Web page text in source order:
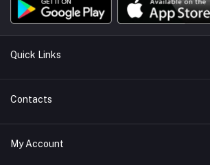
Quick Links
About us
Terms and Condetions
Contacts
Address
My Account